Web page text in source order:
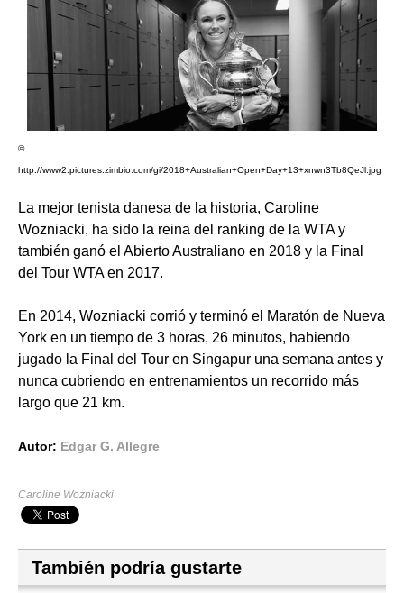
©
http://www2.pictures.zimbio.com/gi/2018+Australian+Open+Day+13+xnwn3Tb8QeJl.jpg
La mejor tenista danesa de la historia, Caroline
Wozniacki, ha sido la reina del ranking de la WTA y
también ganó el Abierto Australiano en 2018 y la Final
del Tour WTA en 2017.
En 2014, Wozniacki corrió y terminó el Maratón de Nueva
York en un tiempo de 3 horas, 26 minutos, habiendo
jugado la Final del Tour en Singapur una semana antes y
nunca cubriendo en entrenamientos un recorrido más
largo que 21 km.
Autor: Edgar G. Allegre
Caroline Wozniacki
También podría gustarte